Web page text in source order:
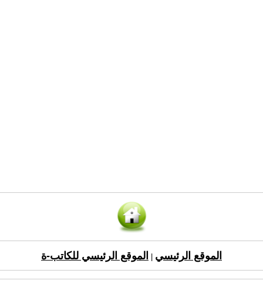
الموقع الرئيسي الموقع الرئيسي للكاتب-ة